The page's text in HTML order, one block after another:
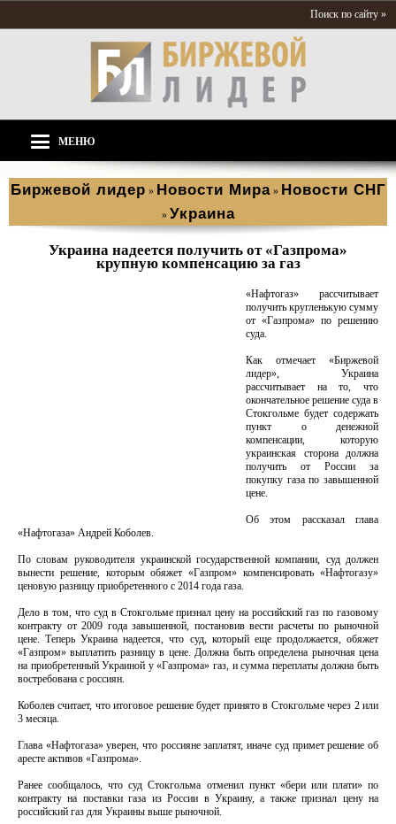
Поиск по сайту »
МЕНЮ
Биржевой лидер » Новости Мира » Новости СНГ
» Украина
Украина надеется получить от «Газпрома»
крупную компенсацию за газ
«Нафтогаз» рассчитывает
получить кругленькую сумму
от «Газпрома» по решению
суда.
Как отмечает «Биржевой
лидер», Украина
рассчитывает на то, что
окончательное решение суда в
Стокгольме будет содержать
пункт о денежной
компенсации, которую
украинская сторона должна
получить от России за
покупку газа по завышенной
цене.
Об этом рассказал глава
«Нафтогаза» Андрей Коболев.
По словам руководителя украинской государственной компании, суд должен
вынести решение, которым обяжет «Газпром» компенсировать «Нафтогазу»
ценовую разницу приобретенного с 2014 года газа.
Дело в том, что суд в Стокгольме признал цену на российский газ по газовому
контракту от 2009 года завышенной, постановив вести расчеты по рыночной
цене. Теперь Украина надеется, что суд, который еще продолжается, обяжет
«Газпром» выплатить разницу в цене. Должна быть определена рыночная цена
на приобретенный Украиной у «Газпрома» газ, и сумма переплаты должна быть
востребована с россиян.
Коболев считает, что итоговое решение будет принято в Стокгольме через 2 или
3 месяца.
Глава «Нафтогаза» уверен, что россияне заплатят, иначе суд примет решение об
аресте активов «Газпрома».
Ранее сообщалось, что суд Стокгольма отменил пункт «бери или плати» по
контракту на поставки газа из России в Украину, а также признал цену на
российский газ для Украины выше рыночной.